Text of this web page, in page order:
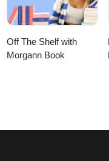
Off The Shelf with
Morgann Book